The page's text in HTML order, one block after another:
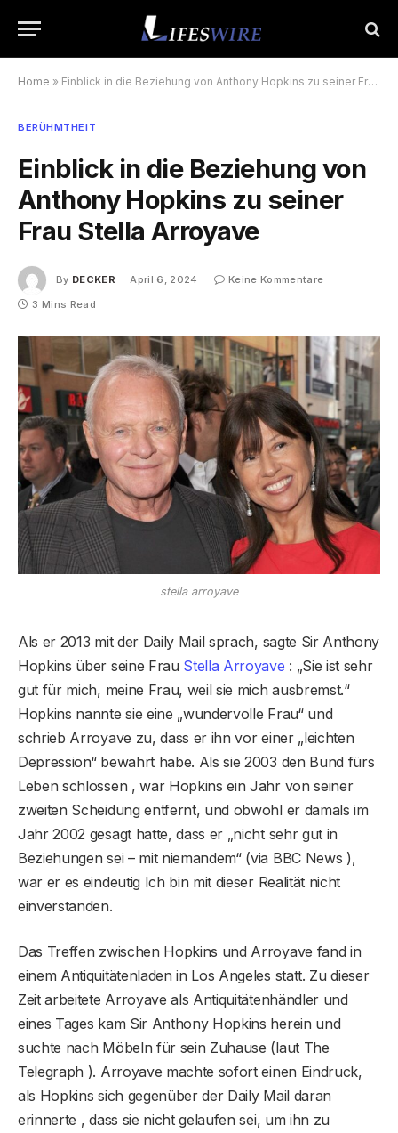
Home » Einblick in die Beziehung von Anthony Hopkins zu seiner Frau Stella Arroyave
BERÜHMTHEIT
Einblick in die Beziehung von
Anthony Hopkins zu seiner
Frau Stella Arroyave
By DECKER April 6, 2024
Keine Kommentare
3 Mins Read
stella arroyave
Als er 2013 mit der Daily Mail sprach, sagte Sir Anthony
Hopkins über seine Frau Stella Arroyave : „Sie ist sehr
gut für mich, meine Frau, weil sie mich ausbremst.“
Hopkins nannte sie eine „wundervolle Frau“ und
schrieb Arroyave zu, dass er ihn vor einer „leichten
Depression“ bewahrt habe. Als sie 2003 den Bund fürs
Leben schlossen , war Hopkins ein Jahr von seiner
zweiten Scheidung entfernt, und obwohl er damals im
Jahr 2002 gesagt hatte, dass er „nicht sehr gut in
Beziehungen sei – mit niemandem“ (via BBC News ),
war er es eindeutig Ich bin mit dieser Realität nicht
einverstanden.
Das Treffen zwischen Hopkins und Arroyave fand in
einem Antiquitätenladen in Los Angeles statt. Zu dieser
Zeit arbeitete Arroyave als Antiquitätenhändler und
eines Tages kam Sir Anthony Hopkins herein und
suchte nach Möbeln für sein Zuhause (laut The
Telegraph ). Arroyave machte sofort einen Eindruck,
als Hopkins sich gegenüber der Daily Mail daran
erinnerte , dass sie nicht gelaufen sei, um ihn zu